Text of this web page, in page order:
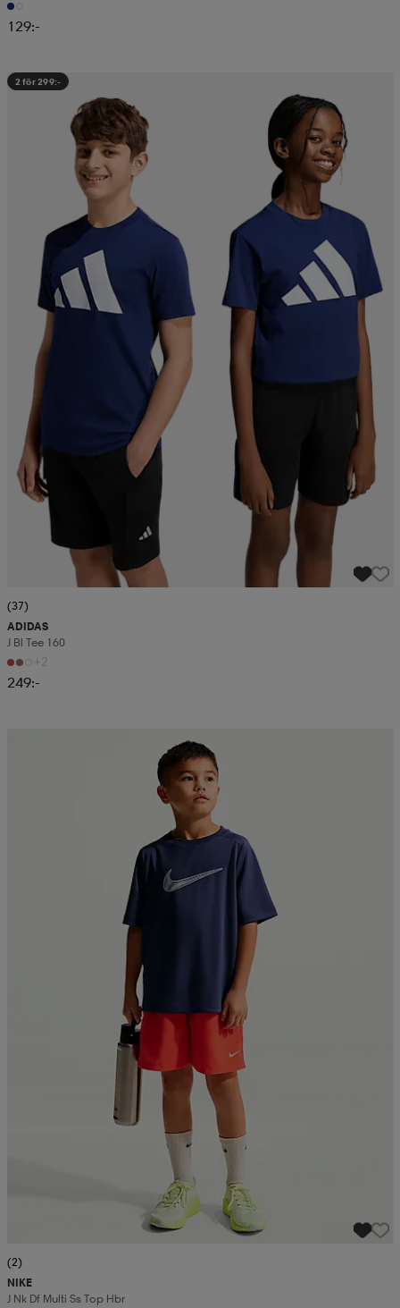
129:-
2 för 299:-
(37)
ADIDAS
J Bl Tee 160
+2
249:-
(2)
NIKE
J Nk Df Multi Ss Top Hbr